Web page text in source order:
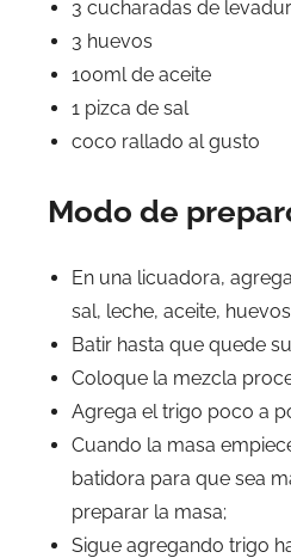
3 cucharadas de
3 huevos
100ml de aceite
1 pizca de sal
coco rallado al gusto
Modo de
En una licuadora,
sal, leche, aceite,
Batir hasta que quede
Coloque la mezcla
Agrega el trigo poco a
Cuando la masa
batidora para que sea
preparar la masa;
Sigue agregando trigo